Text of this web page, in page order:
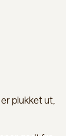
plukket ut,